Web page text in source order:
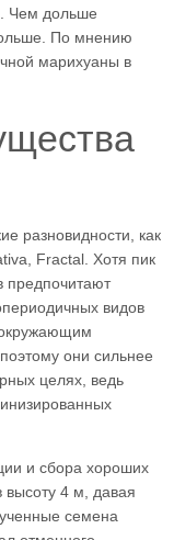
Чем дольше
По мнению
марихуаны в
разновидности, как
Fractal. Хотя пик
предпочитают
видов
окружающим
они сильнее
целях, ведь
и сбора хороших
высоту 4 м, давая
семена